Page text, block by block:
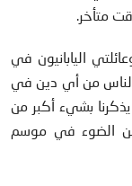
متأخر.
اليابانيون في
الناس من أي دين في
يذكرنا بشيء أكبر من
من الضوء في موسم